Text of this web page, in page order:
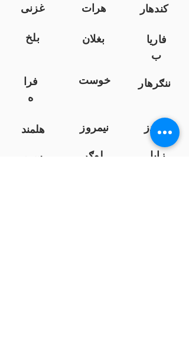
غزنی هرات
کندهار
بلخ
بغلان
فاریا
ب
فرا
ه
خوست ننګرهار
هلمند نیمروز
کندز
سرپ
لوګر زابل